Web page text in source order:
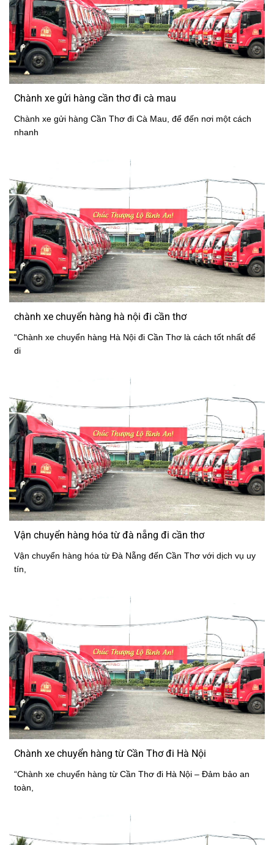
Chành xe gửi hàng cần thơ đi cà mau
Chành xe gửi hàng Cần Thơ đi Cà Mau, để đến nơi một cách
nhanh
chành xe chuyển hàng hà nội đi cần thơ
“Chành xe chuyển hàng Hà Nội đi Cần Thơ là cách tốt nhất để
di
Vận chuyển hàng hóa từ đà nẵng đi cần thơ
Vận chuyển hàng hóa từ Đà Nẵng đến Cần Thơ với dịch vụ uy
tín,
Chành xe chuyển hàng từ Cần Thơ đi Hà Nội
“Chành xe chuyển hàng từ Cần Thơ đi Hà Nội – Đảm bảo an
toàn,